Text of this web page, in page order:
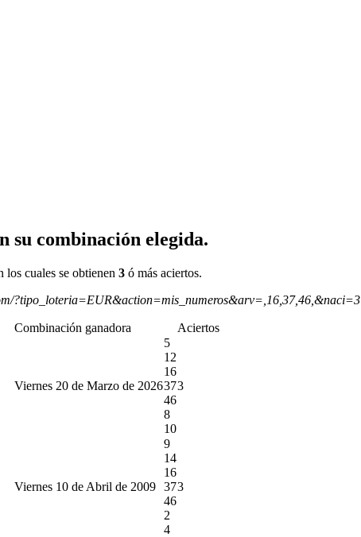
su combinación elegida.
los cuales se obtienen 3 ó más aciertos.
?tipo_loteria=EUR&action=mis_numeros&arv=,16,37,46,&naci=3
Combinación ganadora Aciertos
Viernes 20 de Marzo de 2026
5
12
16
37
46
8
10
3
Viernes 10 de Abril de 2009
9
14
16
37
46
2
4
3